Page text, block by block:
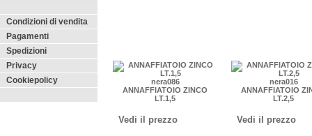
Condizioni di vendita
Pagamenti
Spedizioni
Privacy
Cookiepolicy
nera086
ANNAFFIATOIO ZINCO
LT.1,5
Vedi il prezzo
nera016
ANNAFFIATOIO
LT.2,5
Vedi il prezzo